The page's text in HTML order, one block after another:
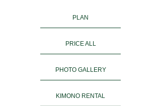
PLAN
PRICE ALL
PHOTO GALLERY
KIMONO RENTAL